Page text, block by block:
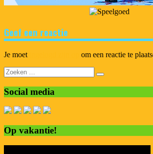
Geef een reactie
Je moet
om een reactie te
Zoeken
naar:
Social media
Op vakantie!